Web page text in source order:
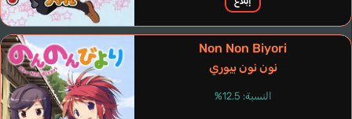
Non Non Biyori
نون نون بيوري
النسبة: 12.5%